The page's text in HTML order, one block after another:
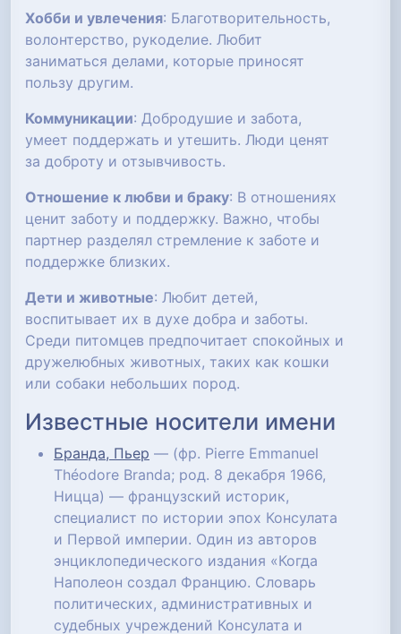
Хобби и увлечения: Благотворительность,
волонтерство, рукоделие. Любит
заниматься делами, которые приносят
пользу другим.
Коммуникации: Добродушие и забота,
умеет поддержать и утешить. Люди ценят
за доброту и отзывчивость.
Отношение к любви и браку: В отношениях
ценит заботу и поддержку. Важно, чтобы
партнер разделял стремление к заботе и
поддержке близких.
Дети и животные: Любит детей,
воспитывает их в духе добра и заботы.
Среди питомцев предпочитает спокойных и
дружелюбных животных, таких как кошки
или собаки небольших пород.
Известные носители имени
Бранда, Пьер — (фр. Pierre Emmanuel
Théodore Branda; род. 8 декабря 1966,
Ницца) — французский историк,
специалист по истории эпох Консулата
и Первой империи. Один из авторов
энциклопедического издания «Когда
Наполеон создал Францию. Словарь
политических, административных и
судебных учреждений Консулата и